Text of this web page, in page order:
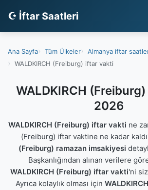
☪ İftar Saatleri
Ana Sayfa Tüm Ülkeler
Almanya iftar
WALDKIRCH (Freiburg) iftar vakti
WALDKIRCH
2026
WALDKIRCH (Freiburg) iftar vakti ne
(Freiburg) iftar vaktine ne kadar
(Freiburg) ramazan imsakiyesi
Başkanlığından alınan verilere
WALDKIRCH (Freiburg) iftar vakti'ni
Ayrıca kolaylık olması için